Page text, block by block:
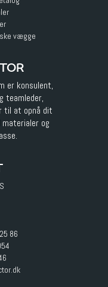
vægge
er konsulent,
teamleder,
til at opnå dit
og
86